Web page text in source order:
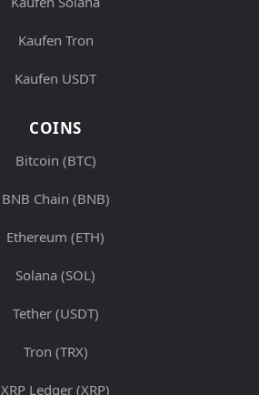
Kaufen Tron
Kaufen USDT
COINS
Bitcoin (BTC)
BNB Chain (BNB)
Ethereum (ETH)
Solana (SOL)
Tether (USDT)
Tron (TRX)
XRP Ledger (XRP)